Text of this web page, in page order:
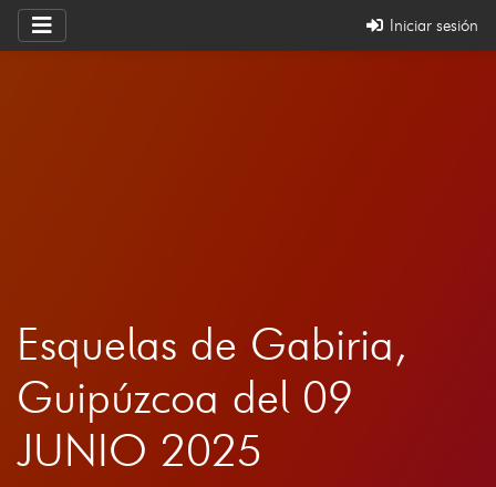
Iniciar sesión
Esquelas de Gabiria,
Guipúzcoa del 09
JUNIO 2025